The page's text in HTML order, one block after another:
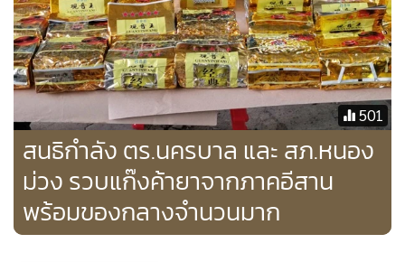
501
สนธิกำลัง ตร.นครบาล และ สภ.หนอง
ม่วง รวบแก๊งค้ายาจากภาคอีสาน
พร้อมของกลางจำนวนมาก